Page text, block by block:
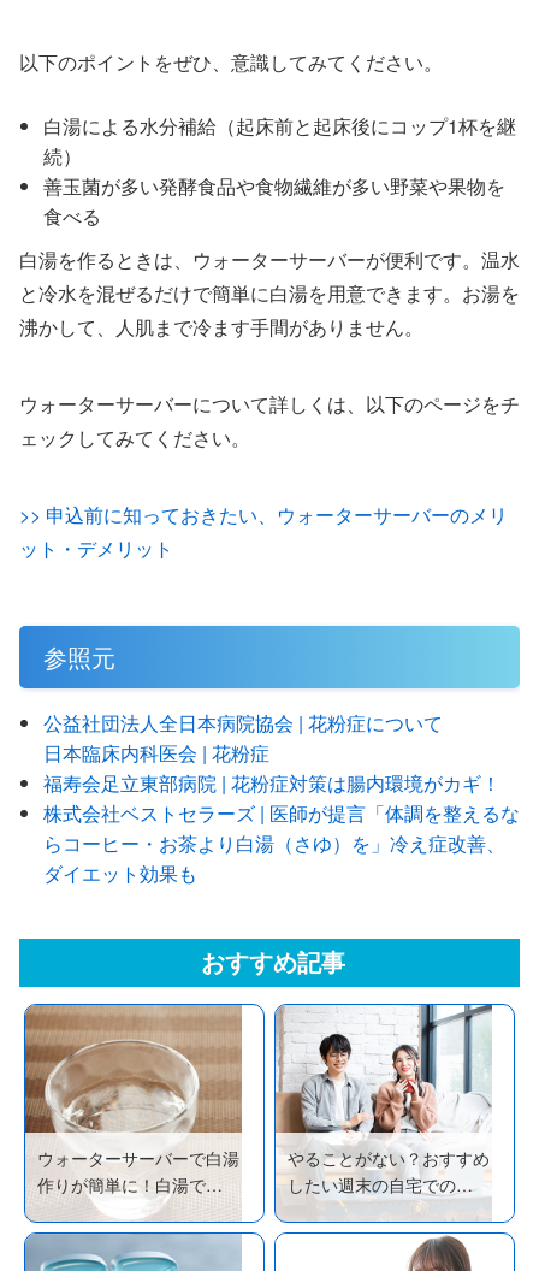
以下のポイントをぜひ、意識してみてください。
白湯による水分補給（起床前と起床後にコップ1杯を継
続）
善玉菌が多い発酵食品や食物繊維が多い野菜や果物を
食べる
白湯を作るときは、ウォーターサーバーが便利です。温水
と冷水を混ぜるだけで簡単に白湯を用意できます。お湯を
沸かして、人肌まで冷ます手間がありません。
ウォーターサーバーについて詳しくは、以下のページをチ
ェックしてみてください。
>> 申込前に知っておきたい、ウォーターサーバーのメリ
ット・デメリット
参照元
公益社団法人全日本病院協会 | 花粉症について
日本臨床内科医会 | 花粉症
福寿会足立東部病院 | 花粉症対策は腸内環境がカギ！
株式会社ベストセラーズ | 医師が提言「体調を整えるな
らコーヒー・お茶より白湯（さゆ）を」冷え症改善、
ダイエット効果も
おすすめ記事
ウォーターサーバーで白湯
作りが簡単に！白湯で…
やることがない？おすすめ
したい週末の自宅での…